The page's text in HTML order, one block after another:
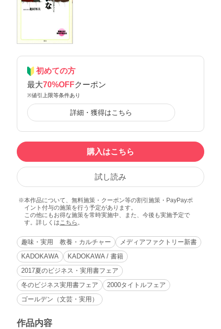
初めての方
最大70%OFFクーポン
※値引上限等条件あり
詳細・獲得はこちら
購入はこちら
試し読み
本作品について、無料施策・クーポン等の割引施策・PayPayポ
イント付与の施策を行う予定があります。
この他にもお得な施策を常時実施中、また、今後も実施予定で
す。詳しくはこちら 。
趣味・実用 教養・カルチャー
メディアファクトリー新書
KADOKAWA
KADOKAWA / 書籍
2017夏のビジネス・実用書フェア
冬のビジネス実用書フェア
2000タイトルフェア
ゴールデン（文芸・実用）
作品内容